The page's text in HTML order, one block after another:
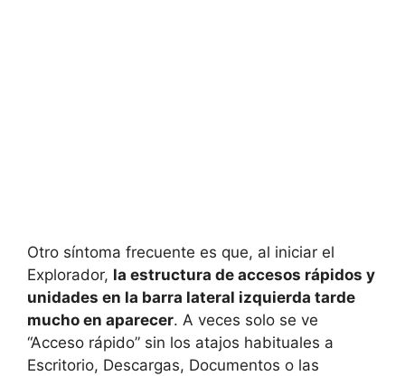
Otro síntoma frecuente es que, al iniciar el
Explorador, la estructura de accesos rápidos y
unidades en la barra lateral izquierda tarde
mucho en aparecer. A veces solo se ve
“Acceso rápido” sin los atajos habituales a
Escritorio, Descargas, Documentos o las